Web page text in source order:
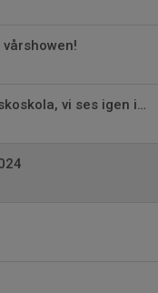
Slut på vårterminen för skridskoskola, vi ses igen i Januari!